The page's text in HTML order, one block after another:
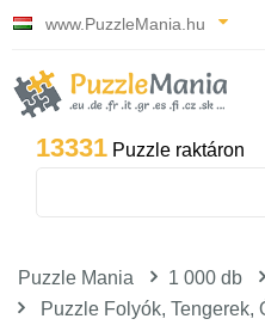
www.PuzzleMania.hu
13331 Puzzle raktáron
Puzzle Mania 1 000 db
Puzzle Folyók, Tengerek,